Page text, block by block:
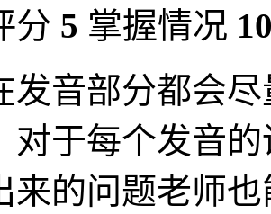
分 5 掌握情况
发音部分都会
对于每个发音
来的问题老师